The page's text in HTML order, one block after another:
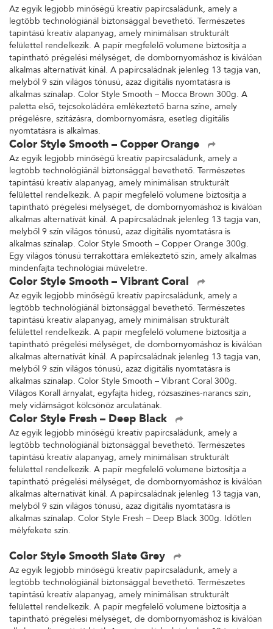
Az egyik legjobb minőségű kreatív papírcsaládunk, amely a
legtöbb technológiánál biztonsággal bevethető. Természetes
tapintású kreatív alapanyag, amely minimálisan strukturált
felülettel rendelkezik. A papír megfelelő volumene biztosítja a
tapintható prégelési mélységet, de dombornyomáshoz is kiválóan
alkalmas alternatívát kínál. A papírcsaládnak jelenleg 13 tagja van,
melyből 9 szín világos tónusú, azaz digitális nyomtatásra is
alkalmas színalap. Color Style Smooth – Mocca Brown 300g. A
paletta első, tejcsokoládéra emlékeztető barna színe, amely
prégelésre, szitázásra, dombornyomásra, esetleg digitális
nyomtatásra is alkalmas.
Color Style Smooth – Copper Orange
Az egyik legjobb minőségű kreatív papírcsaládunk, amely a
legtöbb technológiánál biztonsággal bevethető. Természetes
tapintású kreatív alapanyag, amely minimálisan strukturált
felülettel rendelkezik. A papír megfelelő volumene biztosítja a
tapintható prégelési mélységet, de dombornyomáshoz is kiválóan
alkalmas alternatívát kínál. A papírcsaládnak jelenleg 13 tagja van,
melyből 9 szín világos tónusú, azaz digitális nyomtatásra is
alkalmas színalap. Color Style Smooth – Copper Orange 300g.
Egy világos tónusú terrakottára emlékeztető szín, amely alkalmas
mindenfajta technológiai műveletre.
Color Style Smooth – Vibrant Coral
Az egyik legjobb minőségű kreatív papírcsaládunk, amely a
legtöbb technológiánál biztonsággal bevethető. Természetes
tapintású kreatív alapanyag, amely minimálisan strukturált
felülettel rendelkezik. A papír megfelelő volumene biztosítja a
tapintható prégelési mélységet, de dombornyomáshoz is kiválóan
alkalmas alternatívát kínál. A papírcsaládnak jelenleg 13 tagja van,
melyből 9 szín világos tónusú, azaz digitális nyomtatásra is
alkalmas színalap. Color Style Smooth – Vibrant Coral 300g.
Világos Korall árnyalat, egyfajta hideg, rózsaszínes-narancs szín,
mely vidámságot kölcsönöz arculatának.
Color Style Fresh – Deep Black
Az egyik legjobb minőségű kreatív papírcsaládunk, amely a
legtöbb technológiánál biztonsággal bevethető. Természetes
tapintású kreatív alapanyag, amely minimálisan strukturált
felülettel rendelkezik. A papír megfelelő volumene biztosítja a
tapintható prégelési mélységet, de dombornyomáshoz is kiválóan
alkalmas alternatívát kínál. A papírcsaládnak jelenleg 13 tagja van,
melyből 9 szín világos tónusú, azaz digitális nyomtatásra is
alkalmas színalap. Color Style Fresh – Deep Black 300g. Időtlen
mélyfekete szín.
Color Style Smooth Slate Grey
Az egyik legjobb minőségű kreatív papírcsaládunk, amely a
legtöbb technológiánál biztonsággal bevethető. Természetes
tapintású kreatív alapanyag, amely minimálisan strukturált
felülettel rendelkezik. A papír megfelelő volumene biztosítja a
tapintható prégelési mélységet, de dombornyomáshoz is kiválóan